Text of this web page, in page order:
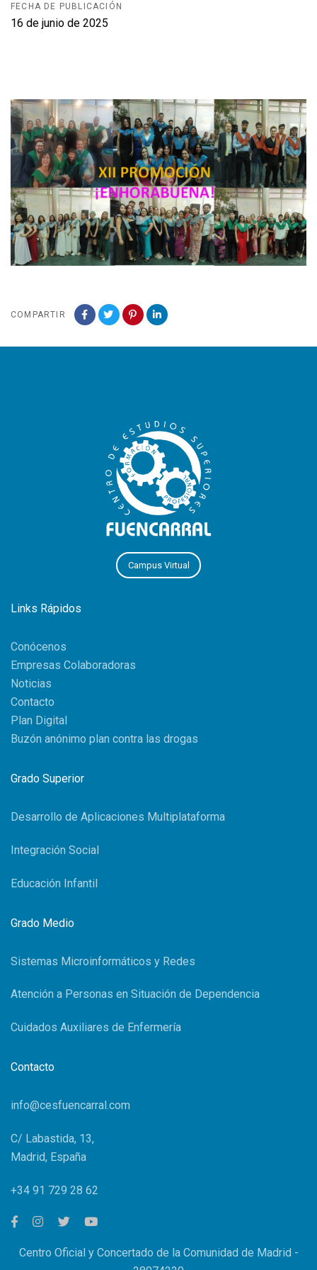
FECHA DE PUBLICACIÓN
16 de junio de 2025
COMPARTIR
Campus Virtual
Links Rápidos
Conócenos
Empresas Colaboradoras
Noticias
Contacto
Plan Digital
Buzón anónimo plan contra las drogas
Grado Superior
Desarrollo de Aplicaciones Multiplataforma
Integración Social
Educación Infantil
Grado Medio
Sistemas Microinformáticos y Redes
Atención a Personas en Situación de Dependencia
Cuidados Auxiliares de Enfermería
Contacto
info@cesfuencarral.com
C/ Labastida, 13,
Madrid, España
+34 91 729 28 62
Centro Oficial y Concertado de la Comunidad de Madrid -